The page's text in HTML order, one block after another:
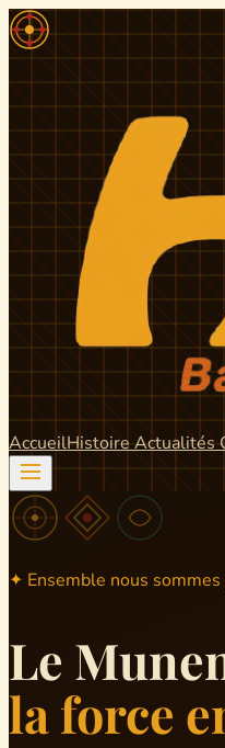
AccueilHistoire Actualités
✦ Ensemble nous
Le
la force